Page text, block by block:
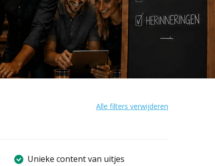
Alle filters verwijderen
Unieke content van uitjes